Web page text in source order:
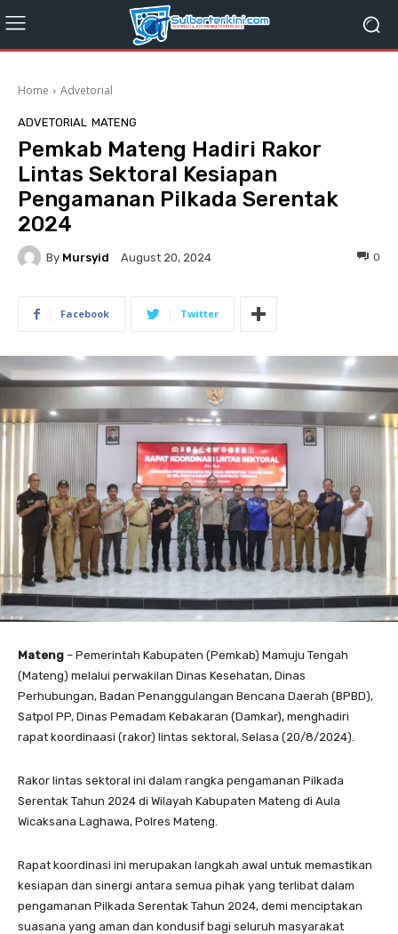
Home Advetorial
ADVETORIAL MATENG
Pemkab Mateng Hadiri Rakor
Lintas Sektoral Kesiapan
Pengamanan Pilkada Serentak
2024
By Mursyid August 20, 2024 0
Facebook Twitter
Mateng – Pemerintah Kabupaten (Pemkab) Mamuju Tengah
(Mateng) melalui perwakilan Dinas Kesehatan, Dinas
Perhubungan, Badan Penanggulangan Bencana Daerah (BPBD),
Satpol PP, Dinas Pemadam Kebakaran (Damkar), menghadiri
rapat koordinaasi (rakor) lintas sektoral, Selasa (20/8/2024).
Rakor lintas sektoral ini dalam rangka pengamanan Pilkada
Serentak Tahun 2024 di Wilayah Kabupaten Mateng di Aula
Wicaksana Laghawa, Polres Mateng.
Rapat koordinasi ini merupakan langkah awal untuk memastikan
kesiapan dan sinergi antara semua pihak yang terlibat dalam
pengamanan Pilkada Serentak Tahun 2024, demi menciptakan
suasana yang aman dan kondusif bagi seluruh masyarakat